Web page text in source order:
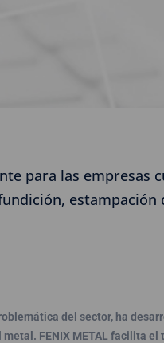
para las empresas
estampación
del sector, ha
metal. FENIX METAL facilita